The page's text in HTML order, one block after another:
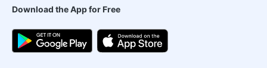
Download the App for Free